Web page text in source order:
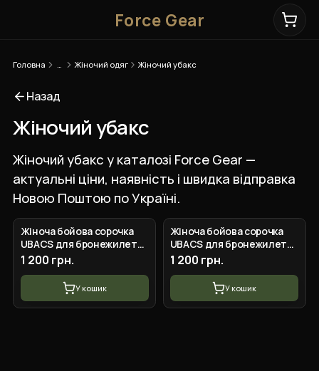
Force Gear
Головна Жіночий одяг Жіночий убакс
Назад
Жіночий убакс
Жіночий убакс у каталозі Force Gear —
актуальні ціни, наявність і швидка відправка
Новою Поштою по Україні.
Жіноча бойова сорочка
UBACS для бронежилета
Мультикам/Койот
1 200 грн.
У кошик
Жіноча бойова сорочка
UBACS для бронежилета
Піксель/Хакі
1 200 грн.
У кошик